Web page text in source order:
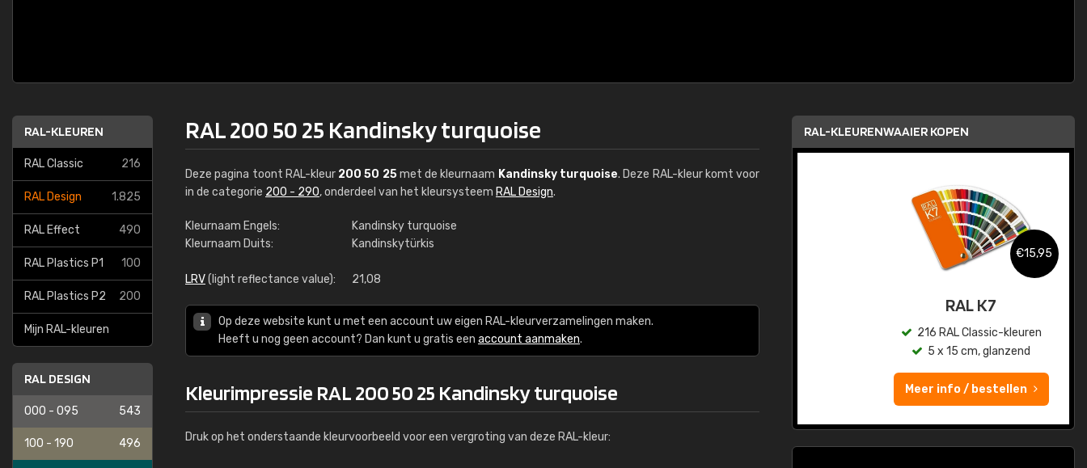
RAL-KLEUREN
RAL Classic 216
RAL Design 1.825
RAL Effect 490
RAL Plastics P1 100
RAL Plastics P2 200
Mijn RAL-kleuren
RAL DESIGN
000 - 095 543
100 - 190 496
RAL 200 50 25 Kandinsky turquoise
Deze pagina toont RAL-kleur 200 50 25met de kleurnaam Kandinsky turquoise. Deze RAL-kleur komt voor
in de categorie 200 - 290, onderdeel van het kleursysteem RAL Design.
Kleurnaam Engels:
Kandinsky turquoise
Kleurnaam Duits:
Kandinskytürkis
LRV(light reflectance value): 21,08
Op deze website kunt u met een account uw eigen RAL-kleurverzamelingen maken.
Heeft u nog geen account? Dan kunt u gratis een account aanmaken.
Kleurimpressie RAL 200 50 25 Kandinsky turquoise
Druk op het onderstaande kleurvoorbeeld voor een vergroting van deze RAL-kleur:
RAL-KLEURENWAAIER KOPEN
RAL K7 op waterbasis
Meer info / bestellen
€15,95
RAL K7
216 RAL Classic-kleuren
5 x 15 cm, glanzend
Meer info / bestellen